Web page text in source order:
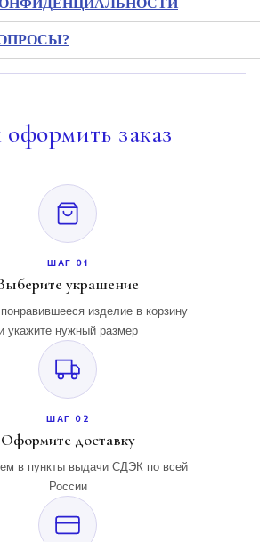
оформить заказ
ШАГ 01
украшение
изделие в корзину
и укажите нужный размер
ШАГ 02
Оформите доставку
в пункты выдачи СДЭК по всей
России